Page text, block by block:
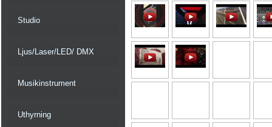
Studio
Ljus/Laser/LED/ DMX
Musikinstrument
Uthyrning